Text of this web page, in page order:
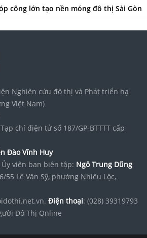
công lớn tạo nền móng đô thị Sài Gòn
Nghiên cứu đô thị và Phát triển hạ
Việt Nam)
chí điện tử số 187/GP-BTTTT cấp
Đào Vĩnh Huy
viên ban biên tập: Ngô Trung Dũng
55 Lê Văn Sỹ, phường Nhiêu Lộc,
Điện thoại: (028) 39319793
Đô Thị Online